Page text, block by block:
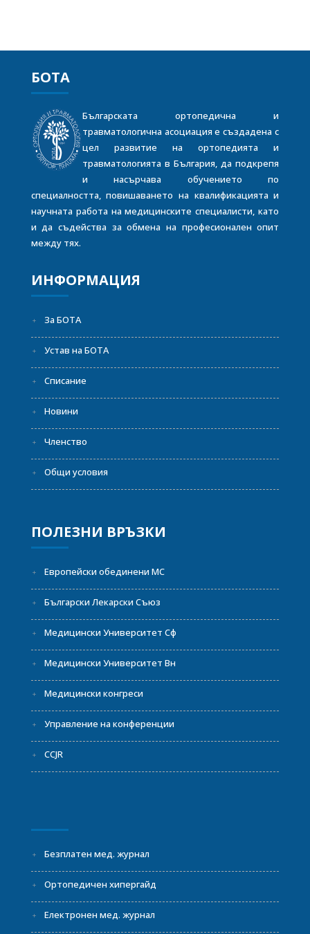
БОТА
Българската ортопедична и
травматологична асоциация е създадена с
цел развитие на ортопедията и
травматологията в България, да подкрепя
и насърчава обучението по
специалността, повишаването на квалификацията и
научната работа на медицинските специалисти, като
и да съдейства за обмена на професионален опит
между тях.
ИНФОРМАЦИЯ
За БОТА
Устав на БОТА
Списание
Новини
Членство
Общи условия
ПОЛЕЗНИ ВРЪЗКИ
Европейски обединени МС
Български Лекарски Съюз
Медицински Университет Сф
Медицински Университет Вн
Медицински конгреси
Управление на конференции
CCJR
Безплатен мед. журнал
Ортопедичен хипергайд
Електронен мед. журнал